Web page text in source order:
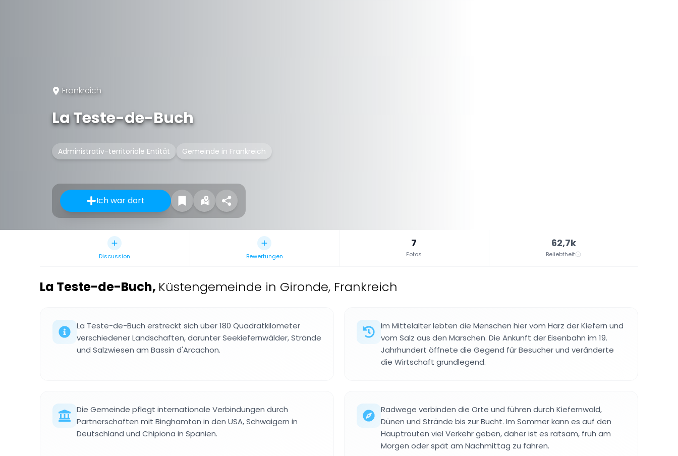
Frankreich
La Teste-de-Buch
Administrativ-territoriale Entität Gemeinde in Frankreich
Ich war dort
Discussion Bewertungen
7
Fotos
62,7k
Beliebtheit
La Teste-de-Buch, Küstengemeinde in Gironde, Frankreich
La Teste-de-Buch erstreckt sich über 180 Quadratkilometer
verschiedener Landschaften, darunter Seekiefernwälder, Strände
und Salzwiesen am Bassin d'Arcachon.
Im Mittelalter lebten die Menschen hier vom Harz der Kiefern und
vom Salz aus den Marschen. Die Ankunft der Eisenbahn im 19.
Jahrhundert öffnete die Gegend für Besucher und veränderte
die Wirtschaft grundlegend.
Die Gemeinde pflegt internationale Verbindungen durch
Partnerschaften mit Binghamton in den USA, Schwaigern in
Deutschland und Chipiona in Spanien.
Radwege verbinden die Orte und führen durch Kiefernwald,
Dünen und Strände bis zur Bucht. Im Sommer kann es auf den
Hauptrouten viel Verkehr geben, daher ist es ratsam, früh am
Morgen oder spät am Nachmittag zu fahren.